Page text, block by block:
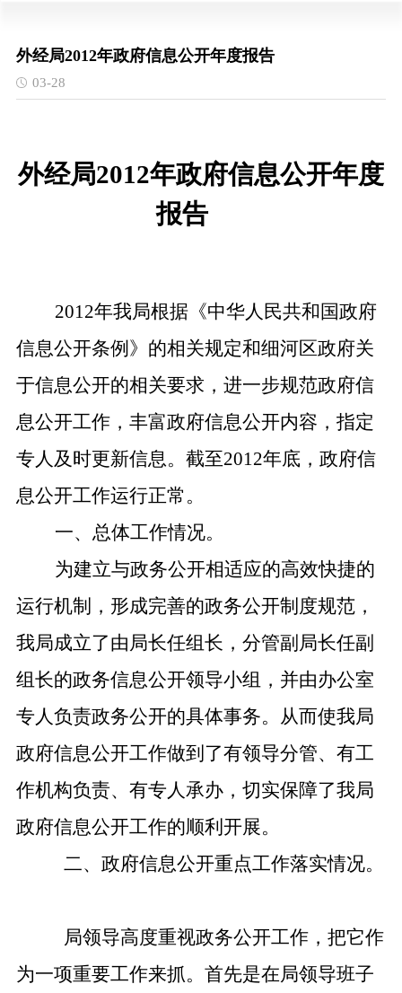
外经局2012年政府信息公开年度报告
03-28
外经局2012年政府信息公开年度
报告
2012年我局根据《中华人民共和国政府
信息公开条例》的相关规定和细河区政府关
于信息公开的相关要求，进一步规范政府信
息公开工作，丰富政府信息公开内容，指定
专人及时更新信息。截至2012年底，政府信
息公开工作运行正常。
一、总体工作情况。
为建立与政务公开相适应的高效快捷的
运行机制，形成完善的政务公开制度规范，
我局成立了由局长任组长，分管副局长任副
组长的政务信息公开领导小组，并由办公室
专人负责政务公开的具体事务。从而使我局
政府信息公开工作做到了有领导分管、有工
作机构负责、有专人承办，切实保障了我局
政府信息公开工作的顺利开展。
二、政府信息公开重点工作落实情况。
局领导高度重视政务公开工作，把它作
为一项重要工作来抓。首先是在局领导班子